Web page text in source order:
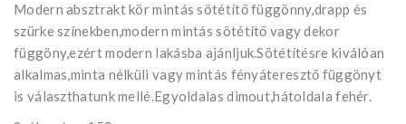
Modern absztrakt kör mintás sötétítő függönny,drapp és
szürke színekben,modern mintás sötétítő vagy dekor
függöny,ezért modern lakásba ajánljuk.Sötétítésre kiválóan
alkalmas,minta nélküli vagy mintás fényáteresztő függönyt
is választhatunk mellé.Egyoldalas dimout,hátoldala fehér.